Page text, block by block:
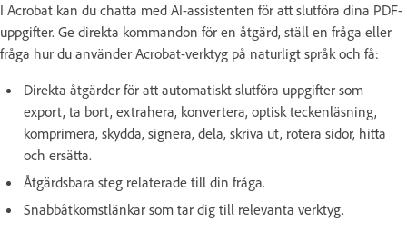
I Acrobat kan du chatta med AI-assistenten för att slutföra dina PDF-
uppgifter. Ge direkta kommandon för en åtgärd, ställ en fråga eller
fråga hur du använder Acrobat-verktyg på naturligt språk och få:
Direkta åtgärder för att automatiskt slutföra uppgifter som
export, ta bort, extrahera, konvertera, optisk teckenläsning,
komprimera, skydda, signera, dela, skriva ut, rotera sidor, hitta
och ersätta.
Åtgärdsbara steg relaterade till din fråga.
Snabbåtkomstlänkar som tar dig till relevanta verktyg.